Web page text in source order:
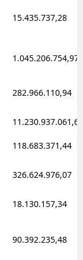
15.435.737,28
1.045.206.754,97
282.966.110,94
11.230.937.061,62
118.683.371,44
326.624.976,07
18.130.157,34
90.392.235,48